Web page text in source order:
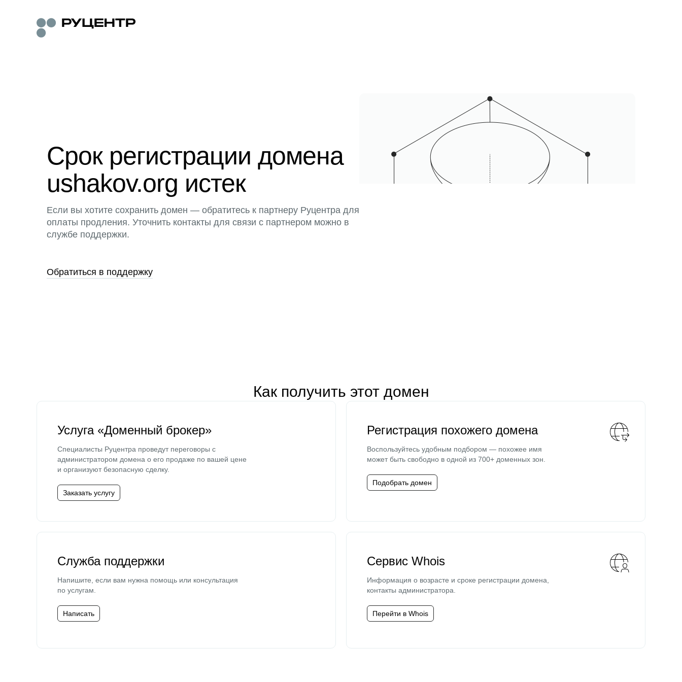
Срок регистрации домена
ushakov.org истек
Если вы хотите сохранить домен — обратитесь к партнеру Руцентра для
оплаты продления. Уточнить контакты для связи с партнером можно в
службе поддержки.
Обратиться в поддержку
Как получить этот домен
Услуга «Доменный брокер»
Специалисты Руцентра проведут переговоры с
администратором домена о его продаже по вашей цене
и организуют безопасную сделку.
Заказать услугу
Регистрация похожего домена
Воспользуйтесь удобным подбором — похожее имя
может быть свободно в одной из 700+ доменных зон.
Подобрать домен
Служба поддержки
Напишите, если вам нужна помощь или консультация
по услугам.
Написать
Сервис Whois
Информация о возрасте и сроке регистрации домена,
контакты администратора.
Перейти в Whois